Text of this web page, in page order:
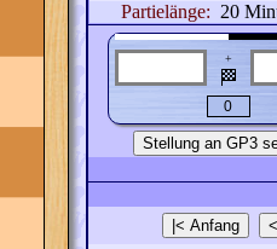
Partielänge: 20
+
🏁